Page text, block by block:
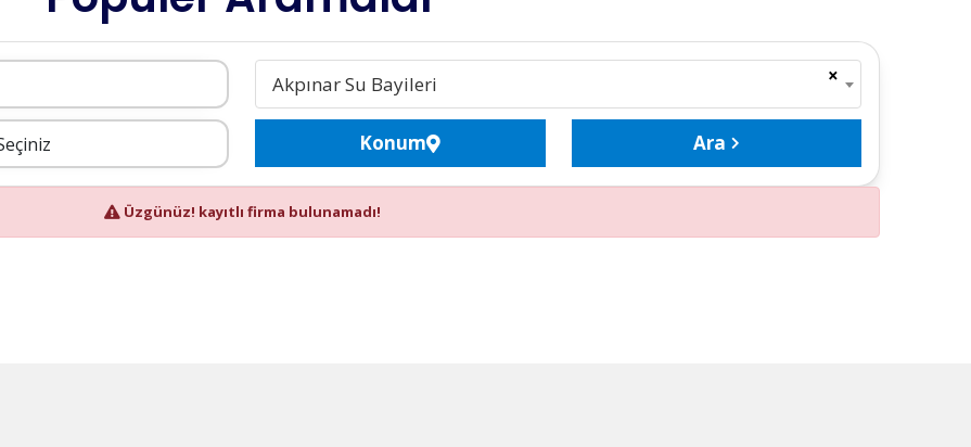
×
Akpınar Su Bayileri
Konum Ara
Üzgünüz! kayıtlı firma bulunamadı!